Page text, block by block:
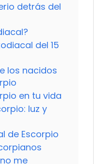
detrás del
del 15
los nacidos
en tu vida
luz y
de Escorpio
me